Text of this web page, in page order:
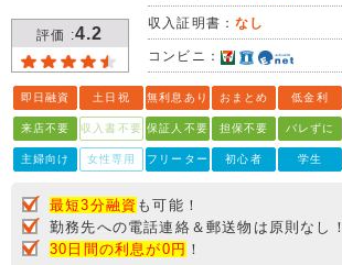
評価 :4.2
収入証明書：なし
コンビニ：
即日融資 土日祝 無利息あり おまとめ 低金利
来店不要 収入書不要 保証人不要 担保不要 バレずに
主婦向け 女性専用 フリーター 初心者 学生
最短3分融資 も可能！
勤務先への電話連絡＆郵送物は原則なし！
30日間の利息が0円 ！